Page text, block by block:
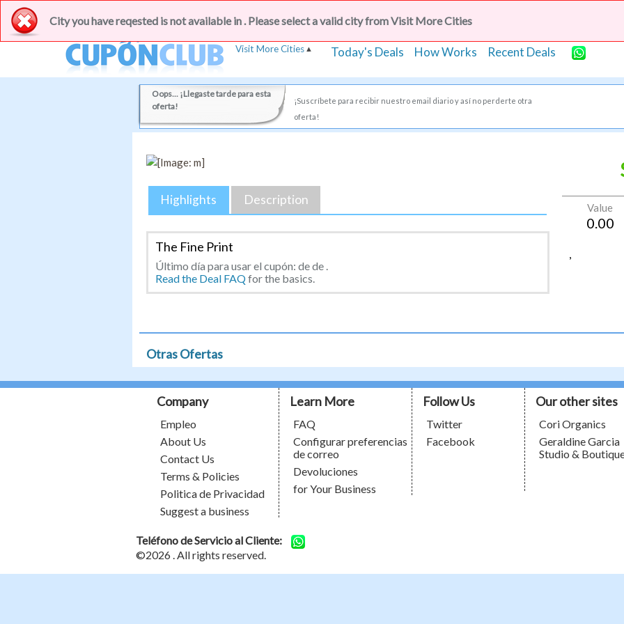
Visit More Cities Today's Deals How Works Recent Deals
City you have reqested is not available in . Please select a valid city from Visit More Cities
Oops... ¡Llegaste tarde para esta
oferta!
¡Suscríbete para recibir nuestro email diario y así no perderte otra
oferta!
Highlights Description
The Fine Print
Último día para usar el cupón: de de .
Read the Deal FAQfor the basics.
Value
0.00
,
Otras Ofertas
Company
Empleo
About Us
Contact Us
Terms & Policies
Politica de Privacidad
Suggest a business
Learn More
FAQ
Configurar preferencias
de correo
Devoluciones
for Your Business
Follow Us
Twitter
Facebook
Our other sites
Cori Organics
Geraldine Garcia
Studio &
Teléfono de Servicio al Cliente:
©2026. All rights reserved.